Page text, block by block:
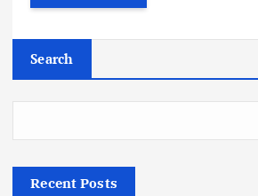
Search
Recent Posts